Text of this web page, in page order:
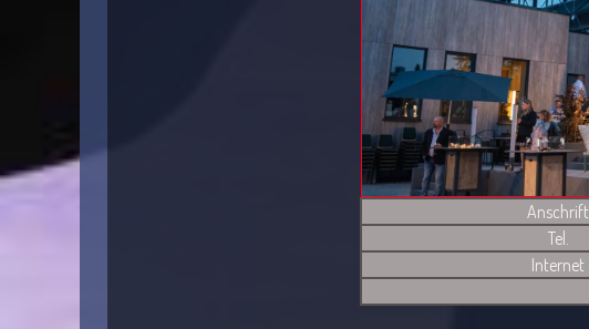
Anschrift
Tel.
Internet